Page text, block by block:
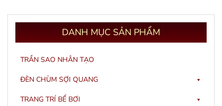
DANH MỤC SẢN PHẨM
TRẦN SAO NHÂN TẠO
ĐÈN CHÙM SỢI QUANG
TRANG TRÍ BỂ BƠI